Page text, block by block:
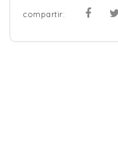
compartir: